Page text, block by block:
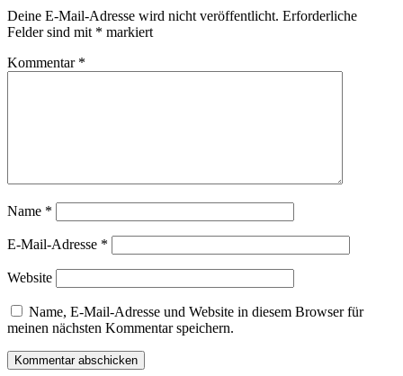
Deine E-Mail-Adresse wird nicht veröffentlicht. Erforderliche
Felder sind mit * markiert
Kommentar *
Name *
E-Mail-Adresse *
Website
Name, E-Mail-Adresse und Website in diesem Browser für
meinen nächsten Kommentar speichern.